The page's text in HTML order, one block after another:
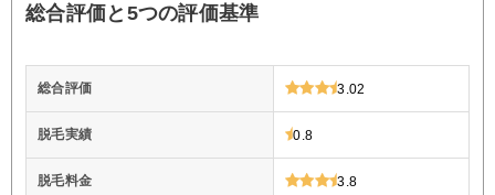
総合評価と5つの評価基準
総合評価 3.02
脱毛実績 0.8
脱毛料金 3.8